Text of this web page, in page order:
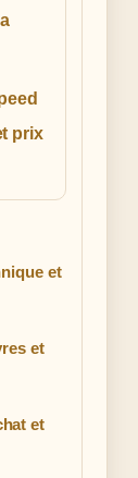
prix
et
et
et